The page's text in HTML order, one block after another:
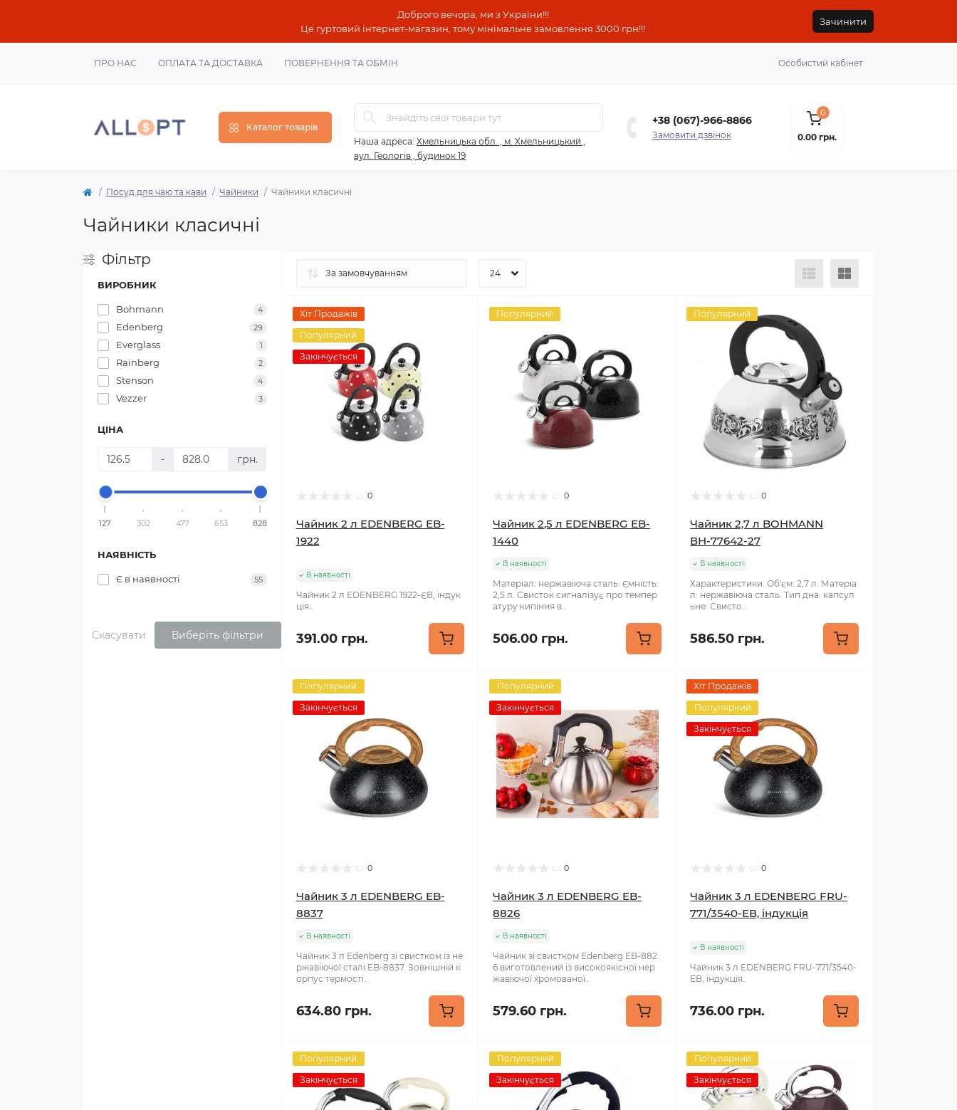
Доброго вечора, ми з України!!!
Це гуртовий інтернет-магазин, тому мінімальне замовлення 3000 грн!!!
Зачинити
ПРО НАС ОПЛАТА ТА ДОСТАВКА ПОВЕРНЕННЯ ТА ОБМІН Особистий кабінет
Каталог товарів
Наша адреса: Хмельницька обл. , м. Хмельницький ,
вул. Геологів , будинок 19
+38 (067)-966-8866
Замовити дзвінок
0
0.00 грн.
Посуд для чаю та кави Чайники Чайники класичні
Чайники класичні
Фільтр
ВИРОБНИК
Bohmann 4
Edenberg 29
Everglass 1
Rainberg 2
Stenson 4
Vezzer 3
ЦІНА
- грн.
127 302 477 653 828
НАЯВНІСТЬ
Є в наявності 55
Скасувати Виберіть фільтри
Хіт Продажів
Популярний
Закінчується
0
Чайник 2 л EDENBERG EB-
1922
В наявності
Чайник 2 л EDENBERG 1922-ЄВ, індук
ція..
391.00 грн.
Популярний
0
Чайник 2,5 л EDENBERG EB-
1440
В наявності
Матеріал: нержавіюча сталь. Ємність:
2,5 л. Свисток сигналізує про темпер
атуру кипіння в..
506.00 грн.
Популярний
0
Чайник 2,7 л BOHMANN
ВН-77642-27
В наявності
Характеристики. Об'єм: 2,7 л. Матеріа
л: нержавіюча сталь. Тип дна: капсул
ьне. Свисто..
586.50 грн.
Популярний
Закінчується
0
Чайник 3 л EDENBERG EB-
8837
В наявності
Чайник 3 л Edenberg зі свистком із не
ржавіючої сталі EB-8837. Зовнішній к
орпус термості..
634.80 грн.
Популярний
Закінчується
0
Чайник 3 л EDENBERG EB-
8826
В наявності
Чайник зі свистком Edenberg EB-882
6 виготовлений із високоякісної нер
жавіючої хромованої..
579.60 грн.
Хіт Продажів
Популярний
Закінчується
0
Чайник 3 л EDENBERG FRU-
771/3540-ЕВ, індукція
В наявності
Чайник 3 л EDENBERG FRU-771/3540-
ЕВ, індукція..
736.00 грн.
Популярний
Закінчується
Популярний
Закінчується
Популярний
Закінчується